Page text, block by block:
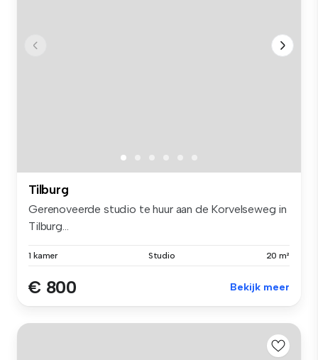
Tilburg
Gerenoveerde studio te huur aan de Korvelseweg in
Tilburg...
1 kamer Studio 20 m²
€ 800 Bekijk meer